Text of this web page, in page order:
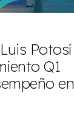
Potosí
Q1
en